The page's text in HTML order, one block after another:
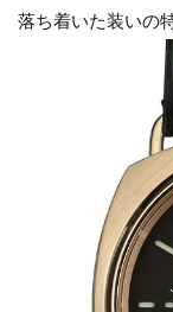
落ち着いた装いの